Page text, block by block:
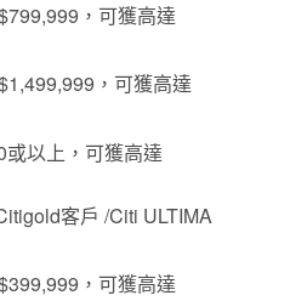
，可獲高達
，可獲高達
以上，可獲高達
客戶 /Citi ULTIMA
，可獲高達